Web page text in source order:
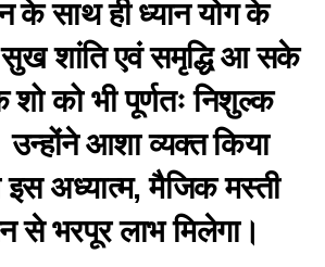
के साथ ही ध्यान योग के
सुख शांति एवं समृद्धि आ सके
को भी पूर्णतः निशुल्क
आशा व्यक्त किया
अध्यात्म, मैजिक मस्ती
भरपूर लाभ मिलेगा।